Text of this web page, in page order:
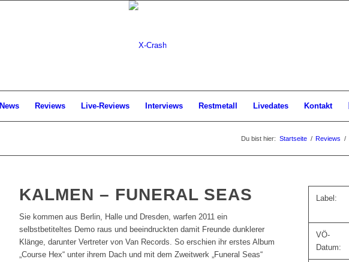
News Reviews Live-Reviews Interviews Restmetall Livedates Kontakt
Du bist hier: Startseite / Reviews /
KALMEN – FUNERAL SEAS
Sie kommen aus Berlin, Halle und Dresden, warfen 2011 ein
selbstbetiteltes Demo raus und beeindruckten damit Freunde dunklerer
Klänge, darunter Vertreter von Van Records. So erschien ihr erstes Album
„Course Hex“ unter ihrem Dach und mit dem Zweitwerk „Funeral Seas“
Label:
VÖ-
Datum: